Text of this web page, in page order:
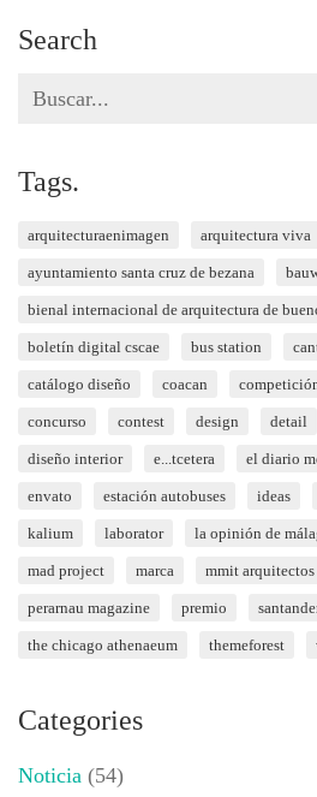
Search
Search
Tags.
arquitecturaenimagen arquitectura viva
ayuntamiento santa cruz de bezana
bienal internacional de arquitectura de
boletín digital cscae bus station
catálogo diseño coacan
concurso contest design detail
diseño interior e...tcetera el diario
envato estación autobuses ideas
kalium laborator la opinión de
mad project marca mmit arquitectos
perarnau magazine premio
the chicago athenaeum themeforest
Categories
Noticia (54)